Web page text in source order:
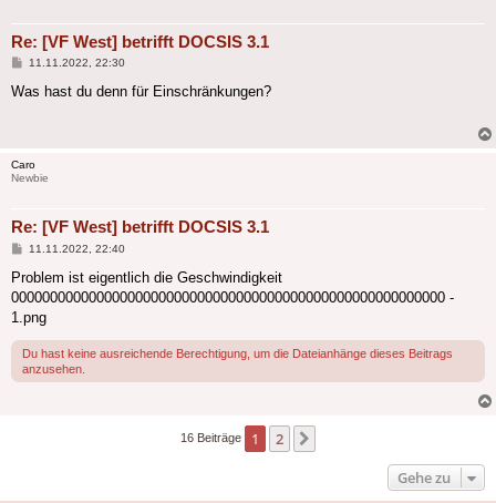
Re: [VF West] betrifft DOCSIS 3.1
Beitrag
11.11.2022, 22:30
Was hast du denn für Einschränkungen?
Caro
Newbie
Re: [VF West] betrifft DOCSIS 3.1
Beitrag
11.11.2022, 22:40
Problem ist eigentlich die Geschwindigkeit
00000000000000000000000000000000000000000000000000000000 -
1.png
Du hast keine ausreichende Berechtigung, um die Dateianhänge dieses Beitrags
anzusehen.
16 Beiträge 1 2
Gehe zu